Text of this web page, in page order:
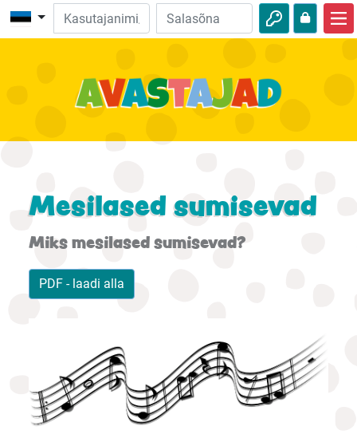
Piibliseiklused
Seiklused
Mesilased sumisevad
Miks mesilased sumisevad?
PDF - laadi alla